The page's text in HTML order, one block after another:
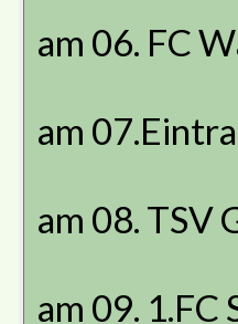
am 06. FC
am
am 08. TSV
am 09. 1.FC